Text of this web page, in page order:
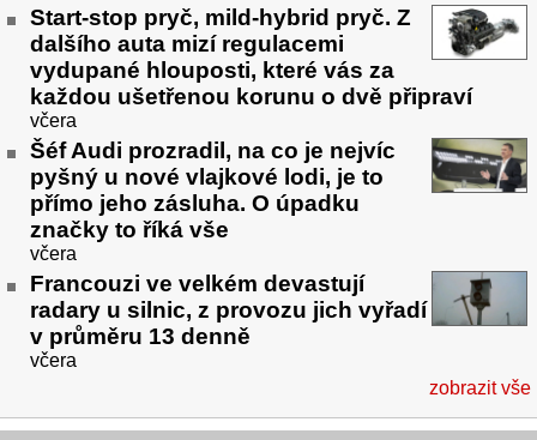
Start-stop pryč, mild-hybrid pryč. Z
dalšího auta mizí regulacemi
vydupané hlouposti, které vás za
každou ušetřenou korunu o dvě připraví
včera
Šéf Audi prozradil, na co je nejvíc
pyšný u nové vlajkové lodi, je to
přímo jeho zásluha. O úpadku
značky to říká vše
včera
Francouzi ve velkém devastují
radary u silnic, z provozu jich vyřadí
v průměru 13 denně
včera
zobrazit vše